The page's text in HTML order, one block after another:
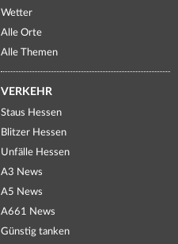
Wetter
Alle Orte
Alle Themen
VERKEHR
Staus Hessen
Blitzer Hessen
Unfälle Hessen
A3 News
A5 News
A661 News
Günstig tanken